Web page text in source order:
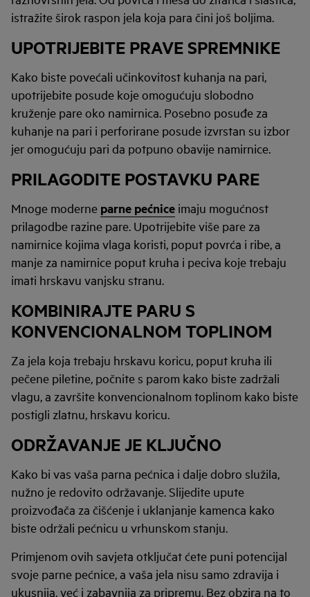
istražite širok raspon jela koja para čini još boljima.
UPOTRIJEBITE PRAVE SPREMNIKE
Kako biste povećali učinkovitost kuhanja na pari,
upotrijebite posude koje omogućuju slobodno
kruženje pare oko namirnica. Posebno posuđe za
kuhanje na pari i perforirane posude izvrstan su izbor
jer omogućuju pari da potpuno obavije namirnice.
PRILAGODITE POSTAVKU PARE
Mnoge moderne parne pećnice imaju mogućnost
prilagodbe razine pare. Upotrijebite više pare za
namirnice kojima vlaga koristi, poput povrća i ribe, a
manje za namirnice poput kruha i peciva koje trebaju
imati hrskavu vanjsku stranu.
KOMBINIRAJTE PARU S
KONVENCIONALNOM TOPLINOM
Za jela koja trebaju hrskavu koricu, poput kruha ili
pečene piletine, počnite s parom kako biste zadržali
vlagu, a završite konvencionalnom toplinom kako biste
postigli zlatnu, hrskavu koricu.
ODRŽAVANJE JE KLJUČNO
Kako bi vas vaša parna pećnica i dalje dobro služila,
nužno je redovito održavanje. Slijedite upute
proizvođača za čišćenje i uklanjanje kamenca kako
biste održali pećnicu u vrhunskom stanju.
Primjenom ovih savjeta otključat ćete puni potencijal
svoje parne pećnice, a vaša jela nisu samo zdravija i
ukusnija, već i zabavnija za pripremu. Bez obzira na to